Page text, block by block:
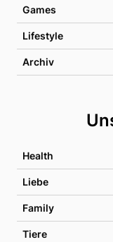
Games
Lifestyle
Archiv
Health
Liebe
Family
Tiere